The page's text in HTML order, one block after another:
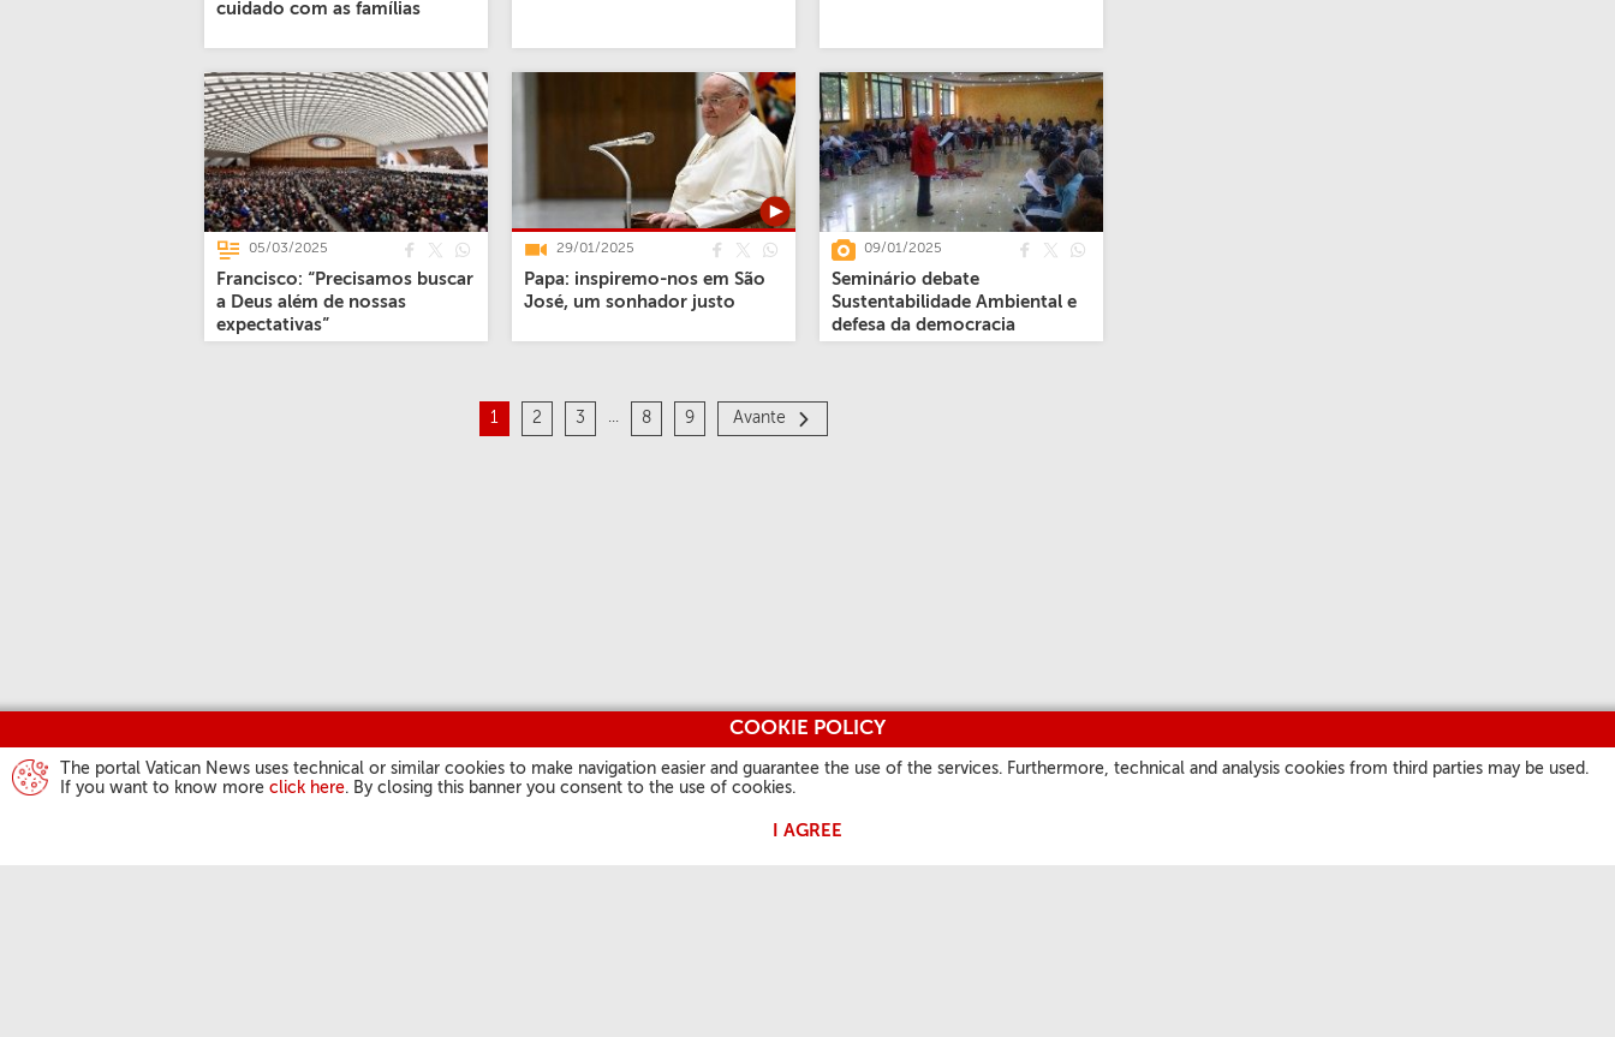
COOKIE POLICY
The portal Vatican News uses technical or similar cookies to make navigation easier and guarantee the use of the services. Furthermore, technical and analysis cookies from third parties may be used.
If you want to know more click here. By closing this banner you consent to the use of cookies.
I AGREE
cuidado com as famílias
05/03/2025
Francisco: “Precisamos buscar
a Deus além de nossas
expectativas”
29/01/2025
Papa: inspiremo-nos em São
José, um sonhador justo
09/01/2025
Seminário debate
Sustentabilidade Ambiental e
defesa da democracia
1 2 3 ... 8 9 Avante